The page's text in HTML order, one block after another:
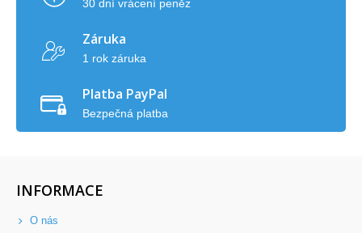
30 dní vrácení peněz
Záruka
1 rok záruka
Platba PayPal
Bezpečná platba
INFORMACE
O nás